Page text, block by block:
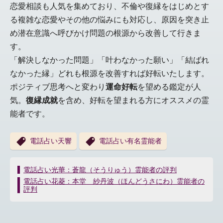
恋愛相談も人気を集めており、不倫や復縁をはじめとす
る複雑な恋愛やその他の悩みにも対応し、原因を突き止
め潜在意識へ呼びかけ問題の根源から改善して行きま
す。
「解決しなかった問題」「叶わなかった願い」「結ばれ
なかった縁」どれも根源を改善すれば好転いたします。
ポジティブ思考へと変わり 運命好転を望める鑑定が人
気。 復縁成就を含め、好転を望まれる方にオススメの霊
能者です。
電話占い天響 電話占い有名霊能者
投
稿
ナ
電話占い光華：蒼龍（そうりゅう）霊能者の評判
電話占い花菱：本堂 紗丹波（ほんどうさにわ）霊能者の
評判